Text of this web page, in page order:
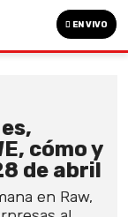
EN VIVO
cómo y
de abril
en Raw,